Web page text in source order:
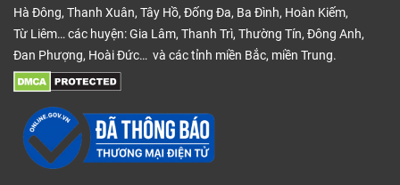
Hà Đông, Thanh Xuân, Tây Hồ, Đống Đa, Ba Đình, Hoàn Kiếm,
Từ Liêm… các huyện: Gia Lâm, Thanh Trì, Thường Tín, Đông Anh,
Đan Phượng, Hoài Đức… và các tỉnh miền Bắc, miền Trung.